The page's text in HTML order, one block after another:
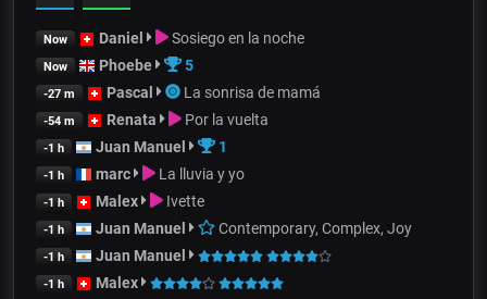
Now Daniel Sosiego en la noche
Now Phoebe 5
-27 m Pascal La sonrisa de mamá
-54 m Renata Por la vuelta
-1 h Juan Manuel 1
-1 h marc La lluvia y yo
-1 h Malex Ivette
-1 h Juan Manuel Contemporary, Complex, Joy
-1 h Juan Manuel
-1 h Malex